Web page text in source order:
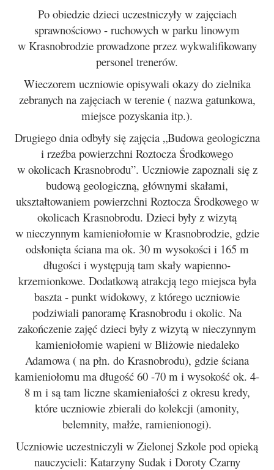
Po obiedzie dzieci uczestniczyły w zajęciach
sprawnościowo - ruchowych w parku linowym
w Krasnobrodzie prowadzone przez wykwalifikowany
personel trenerów.
Wieczorem uczniowie opisywali okazy do zielnika
zebranych na zajęciach w terenie ( nazwa gatunkowa,
miejsce pozyskania itp.).
Drugiego dnia odbyły się zajęcia „Budowa geologiczna
i rzeźba powierzchni Roztocza Środkowego
w okolicach Krasnobrodu”. Uczniowie zapoznali się z
budową geologiczną, głównymi skałami,
ukształtowaniem powierzchni Roztocza Środkowego w
okolicach Krasnobrodu. Dzieci były z wizytą
w nieczynnym kamieniołomie w Krasnobrodzie, gdzie
odsłonięta ściana ma ok. 30 m wysokości i 165 m
długości i występują tam skały wapienno-
krzemionkowe. Dodatkową atrakcją tego miejsca była
baszta - punkt widokowy, z którego uczniowie
podziwiali panoramę Krasnobrodu i okolic. Na
zakończenie zajęć dzieci były z wizytą w nieczynnym
kamieniołomie wapieni w Bliżowie niedaleko
Adamowa ( na płn. do Krasnobrodu), gdzie ściana
kamieniołomu ma długość 60 -70 m i wysokość ok. 4-
8 m i są tam liczne skamieniałości z okresu kredy,
które uczniowie zbierali do kolekcji (amonity,
belemnity, małże, ramienionogi).
Uczniowie uczestniczyli w Zielonej Szkole pod opieką
nauczycieli: Katarzyny Sudak i Doroty Czarny